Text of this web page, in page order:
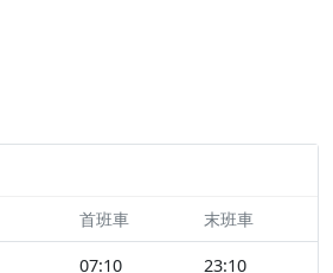
首班車 末班車
07:10 23:10